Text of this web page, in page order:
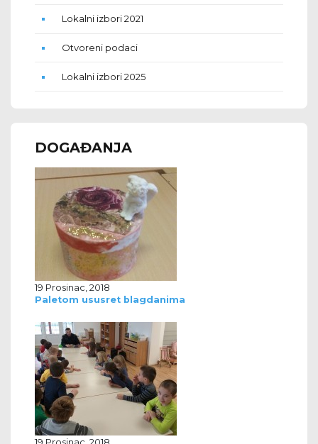
Lokalni izbori 2021
Otvoreni podaci
Lokalni izbori 2025
DOGAĐANJA
19 Prosinac, 2018
Paletom ususret blagdanima
19 Prosinac, 2018